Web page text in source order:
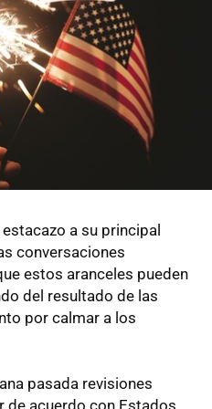
a su principal
conversaciones
estos aranceles pueden
del resultado de las
por calmar a los
pasada revisiones
de acuerdo con Estados